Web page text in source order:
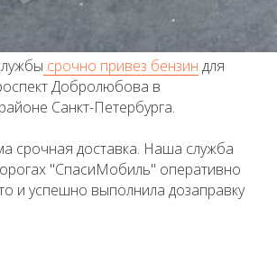
срочно привез бензин для
Добролюбова в
Санкт-Петербурга.
срочная доставка. Наша служба
"СпасиМобиль" оперативно
и успешно выполнила дозаправку